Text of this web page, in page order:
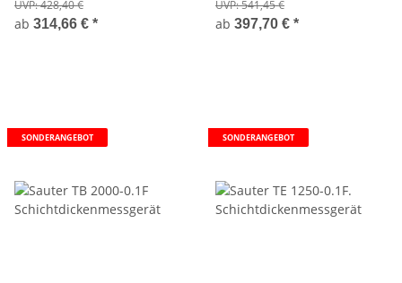
UVP:428,40 €
ab 314,66 € *
UVP:541,45 €
ab 397,70 € *
SONDERANGEBOT SONDERANGEBOT